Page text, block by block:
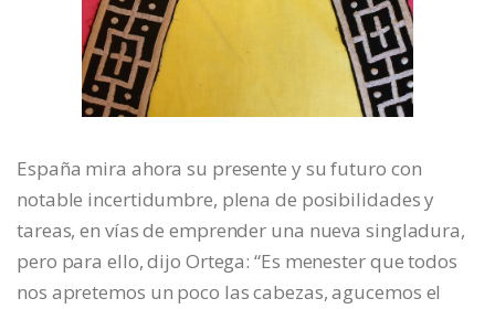
España mira ahora su presente y su futuro con
notable incertidumbre, plena de posibilidades y
tareas, en vías de emprender una nueva singladura,
pero para ello, dijo Ortega: “Es menester que todos
nos apretemos un poco las cabezas, agucemos el